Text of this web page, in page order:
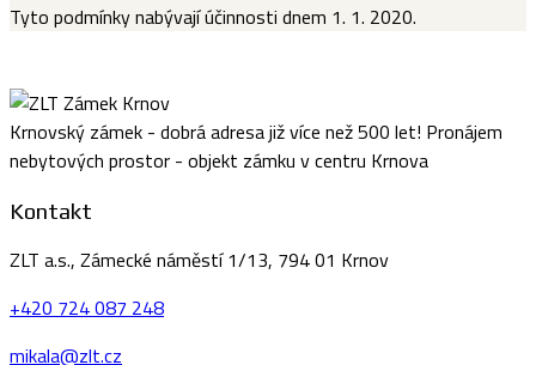
Tyto podmínky nabývají účinnosti dnem 1. 1. 2020.
Krnovský zámek - dobrá adresa již více než 500 let! Pronájem
nebytových prostor - objekt zámku v centru Krnova
Kontakt
ZLT a.s., Zámecké náměstí 1/13, 794 01 Krnov
+420 724 087 248
mikala@zlt.cz